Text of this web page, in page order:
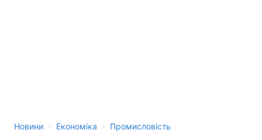
Новини › Економіка › Промисловість